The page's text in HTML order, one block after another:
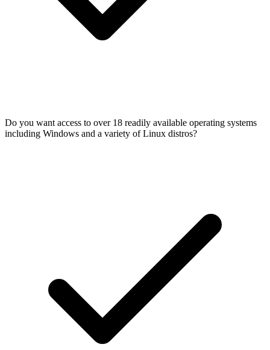
Do you want access to over 18 readily available operating systems
including Windows and a variety of Linux distros?